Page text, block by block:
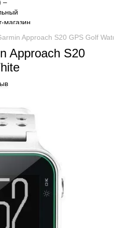
Approach S20 GPS Golf
Approach S20